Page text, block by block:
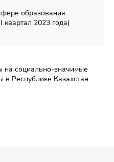
образования
квартал 2023 года)
на социально-значимые
в Республике Казахстан